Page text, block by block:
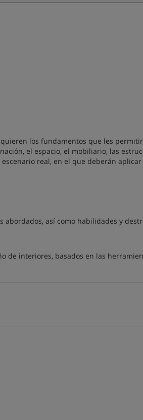
los fundamentos que les
el espacio, el mobiliario, las
real, en el que deberán aplicar
así como habilidades y
de interiores, basados en las